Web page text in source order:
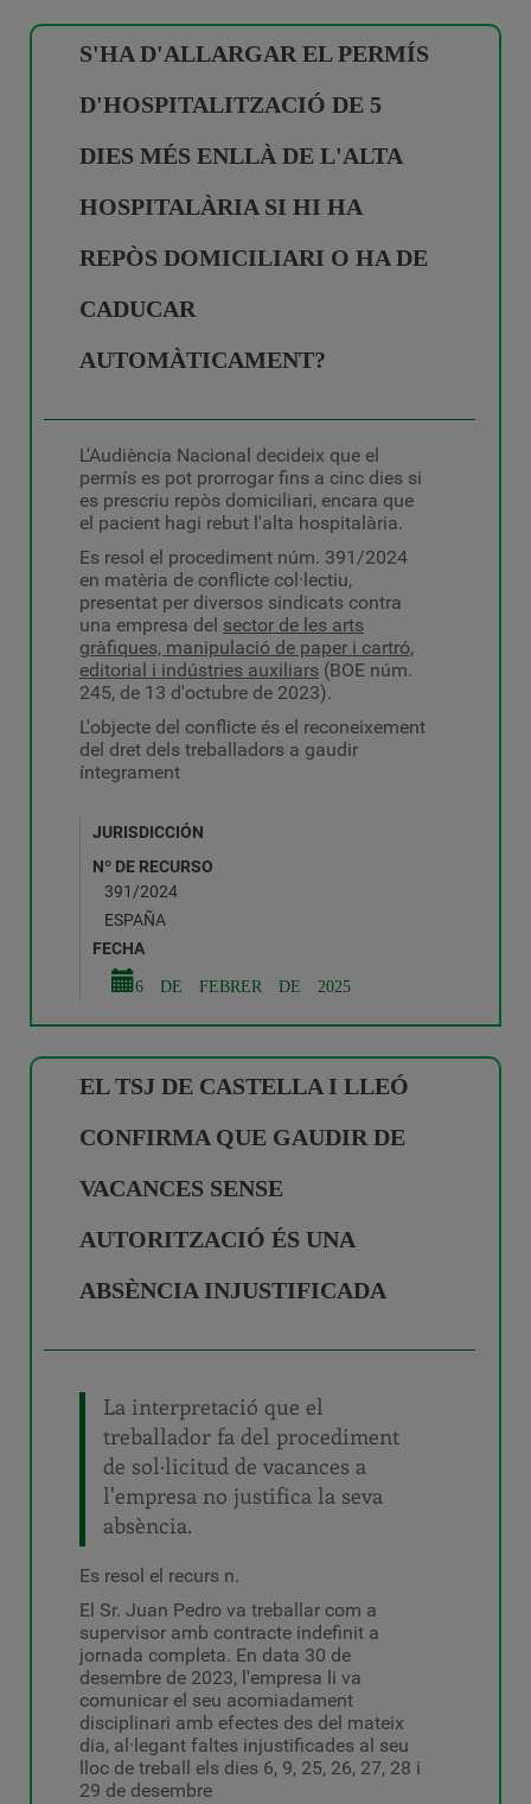
S'HA D'ALLARGAR EL PERMÍS
D'HOSPITALITZACIÓ DE 5
DIES MÉS ENLLÀ DE L'ALTA
HOSPITALÀRIA SI HI HA
REPÒS DOMICILIARI O HA DE
CADUCAR
AUTOMÀTICAMENT?
L'Audiència Nacional decideix que el
permís es pot prorrogar fins a cinc dies si
es prescriu repòs domiciliari, encara que
el pacient hagi rebut l'alta hospitalària.
Es resol el procediment núm. 391/2024
en matèria de conflicte col·lectiu,
presentat per diversos sindicats contra
una empresa del sector de les arts
gràfiques, manipulació de paper i cartró,
editorial i indústries auxiliars (BOE núm.
245, de 13 d'octubre de 2023).
L'objecte del conflicte és el reconeixement
del dret dels treballadors a gaudir
íntegrament
JURISDICCIÓN
Nº DE RECURSO
391/2024
ESPAÑA
FECHA
6 DE FEBRER DE 2025
EL TSJ DE CASTELLA I LLEÓ
CONFIRMA QUE GAUDIR DE
VACANCES SENSE
AUTORITZACIÓ ÉS UNA
ABSÈNCIA INJUSTIFICADA
La interpretació que el
treballador fa del procediment
de sol·licitud de vacances a
l'empresa no justifica la seva
absència.
Es resol el recurs n.
El Sr. Juan Pedro va treballar com a
supervisor amb contracte indefinit a
jornada completa. En data 30 de
desembre de 2023, l'empresa li va
comunicar el seu acomiadament
disciplinari amb efectes des del mateix
dia, al·legant faltes injustificades al seu
lloc de treball els dies 6, 9, 25, 26, 27, 28 i
29 de desembre